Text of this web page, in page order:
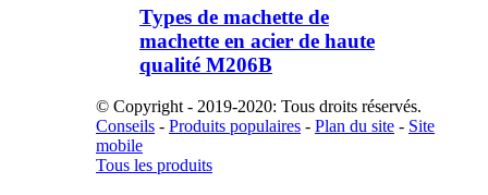
Types de machette de
machette en acier de haute
qualité M206B
© Copyright - 2019-2020: Tous droits réservés.
Conseils - Produits populaires - Plan du site - Site
mobile
Tous les produits